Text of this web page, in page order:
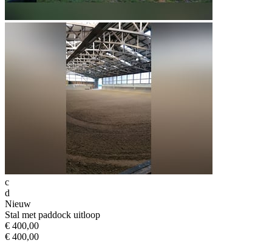
c
d
Nieuw
Stal met paddock uitloop
€ 400,00
€ 400,00